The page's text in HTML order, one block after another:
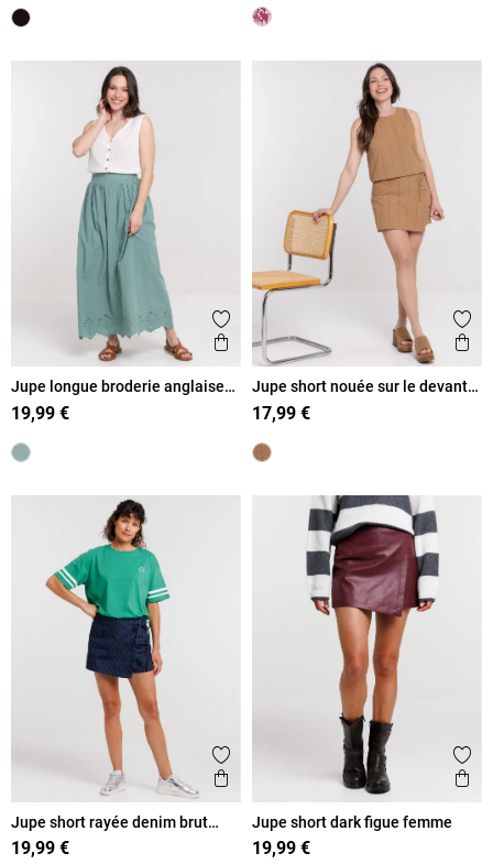
Ajouter aux favoris
Aperçu rapide
Jupe longue broderie anglaise
femme
19,99 €
Jupe short nouée sur le devant
femme
17,99 €
Ajouter aux favoris
Aperçu rapide
Jupe short rayée denim brut
femme
19,99 €
Jupe short dark figue femme
19,99 €